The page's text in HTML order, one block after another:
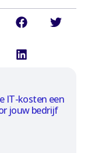
IT-kosten een
jouw bedrijf